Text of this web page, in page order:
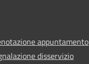
appuntamento
disservizio